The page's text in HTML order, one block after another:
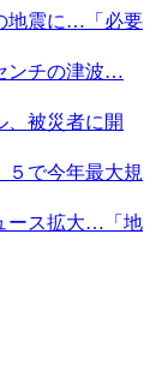
地震に…「必要
ンチの津波…
、被災者に開
で今年最大規
ース拡大…「地